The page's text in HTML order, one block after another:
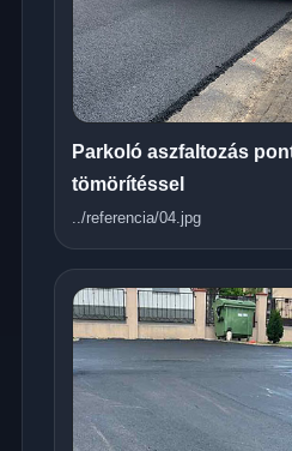
Parkoló aszfaltozás
tömörítéssel
../referencia/04.jpg